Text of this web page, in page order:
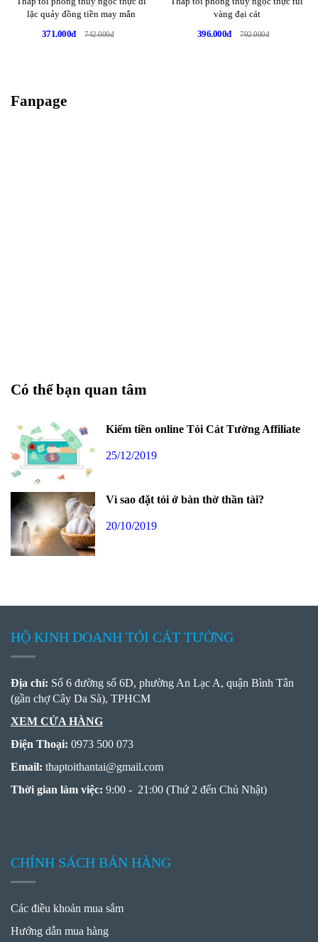
lặc quảy đồng tiền may mắn
371.000đ
742.000đ
vàng đại cát
396.000đ
792.000đ
Fanpage
Có thể bạn quan tâm
Kiếm tiền online Tỏi Cát Tường Affiliate
25/12/2019
Vì sao đặt tỏi ở bàn thờ thần tài?
20/10/2019
HỘ KINH DOANH TỎI CÁT TƯỜNG
Địa chỉ: Số 6 đường số 6D, phường An Lạc A, quận Bình Tân
(gần chợ Cây Da Sà), TPHCM
XEM CỬA HÀNG
Điện Thoại: 0973 500 073
Email: thaptoithantai@gmail.com
Thời gian làm việc: 9:00 - 21:00 (Thứ 2 đến Chủ Nhật)
CHÍNH SÁCH BÁN HÀNG
Các điều khoản mua sắm
Hướng dẫn mua hàng